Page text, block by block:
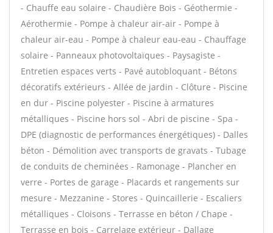
- Chauffe eau solaire - Chaudière Bois - Géothermie -
Aérothermie - Pompe à chaleur air-air - Pompe à
chaleur air-eau - Pompe à chaleur eau-eau - Chauffage
solaire - Panneaux photovoltaïques - Paysagiste -
Entretien espaces verts - Pavé autobloquant - Bétons
décoratifs extérieurs - Allée de jardin - Clôture - Piscine
en dur - Piscine polyester - Piscine à armatures
métalliques - Piscine hors sol - Abri de piscine - Spa -
DPE (diagnostic de performances énergétiques) - Dalles
béton - Démolition avec transports de gravats - Tubage
de conduits de cheminées - Ramonage - Plancher en
verre - Portes de garage - Placards et rangements sur
mesure - Mezzanine - Stores - Quincaillerie - Escaliers
métalliques - Cloisons - Terrasse en béton / Chape -
Terrasse en bois - Carrelage extérieur - Dallage